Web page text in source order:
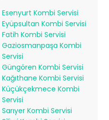
Esenyurt Kombi Servisi
Eyüpsultan Kombi Servisi
Fatih Kombi Servisi
Gaziosmanpaşa Kombi
Servisi
Güngören Kombi Servisi
Kağıthane Kombi Servisi
Küçükçekmece Kombi
Servisi
Sarıyer Kombi Servisi